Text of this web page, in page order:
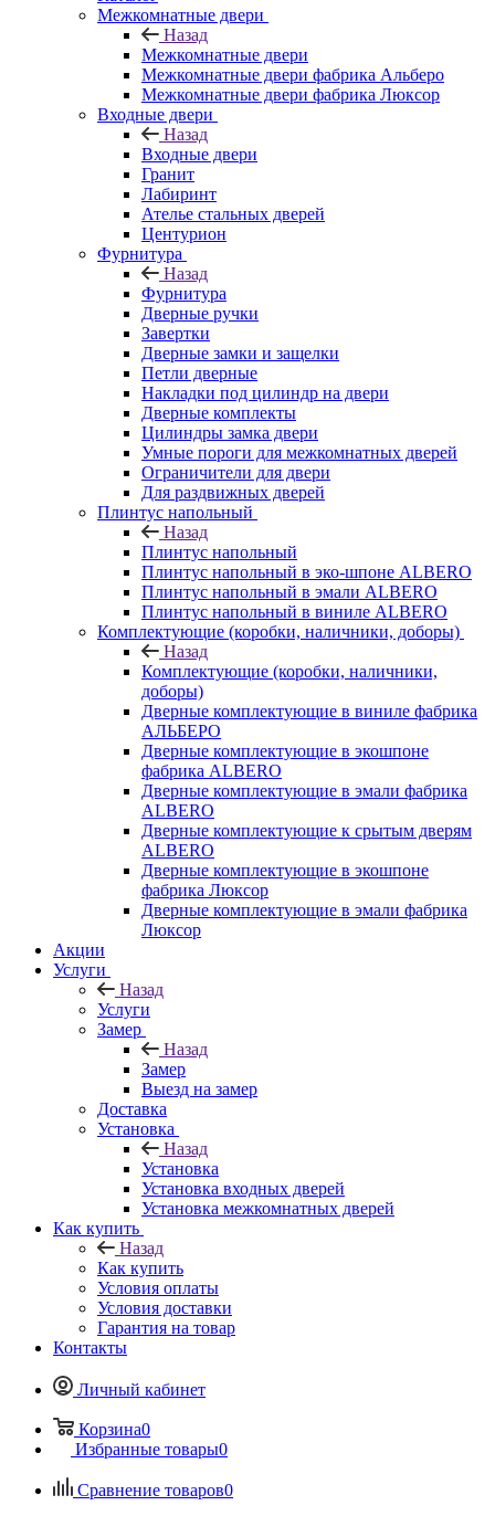
Межкомнатные двери
Назад
Межкомнатные двери
Межкомнатные двери фабрика Альберо
Межкомнатные двери фабрика Люксор
Входные двери
Назад
Входные двери
Гранит
Лабиринт
Ателье стальных дверей
Центурион
Фурнитура
Назад
Фурнитура
Дверные ручки
Завертки
Дверные замки и защелки
Петли дверные
Накладки под цилиндр на двери
Дверные комплекты
Цилиндры замка двери
Умные пороги для межкомнатных дверей
Ограничители для двери
Для раздвижных дверей
Плинтус напольный
Назад
Плинтус напольный
Плинтус напольный в эко-шпоне ALBERO
Плинтус напольный в эмали ALBERO
Плинтус напольный в виниле ALBERO
Комплектующие (коробки, наличники, доборы)
Назад
Комплектующие (коробки, наличники,
доборы)
Дверные комплектующие в виниле фабрика
АЛЬБЕРО
Дверные комплектующие в экошпоне
фабрика ALBERO
Дверные комплектующие в эмали фабрика
ALBERO
Дверные комплектующие к срытым дверям
ALBERO
Дверные комплектующие в экошпоне
фабрика Люксор
Дверные комплектующие в эмали фабрика
Люксор
Акции
Услуги
Назад
Услуги
Замер
Назад
Замер
Выезд на замер
Доставка
Установка
Назад
Установка
Установка входных дверей
Установка межкомнатных дверей
Как купить
Назад
Как купить
Условия оплаты
Условия доставки
Гарантия на товар
Контакты
Личный кабинет
Корзина0
Избранные товары0
Сравнение товаров0